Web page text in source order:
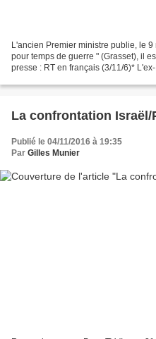
L'ancien Premier ministre publie, le
pour temps de guerre " (Grasset), il
presse : RT en français (3/11/6)*
La confrontation
Publié le 04/11/2016 à 19:35
Par Gilles Munier